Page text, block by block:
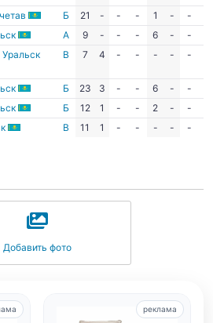
Б 21 - - - 1 - -
А 9 - - - 6 - -
В 7 4 - - - - -
Б 23 3 - - 6 - -
Б 12 1 - - 2 - -
В 11 1 - - - - -
Добавить фото
реклама